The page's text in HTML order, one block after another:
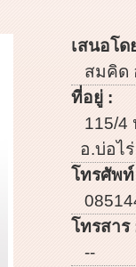
เสนอโด
สมคิด
ที่อยู่ :
115/4
อ.บ่อไ
โทรศัพ
โทรสาร
--